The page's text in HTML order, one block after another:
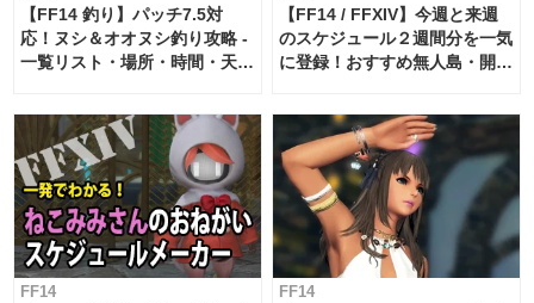
【FF14 釣り】パッチ7.5対
応！ヌシ＆オオヌシ釣り攻略 -
一覧リスト・場所・時間・天
【FF14 / FFXIV】今週と来週
のスケジュール２週間分を一気
に登録！おすすめ無人島・開拓
FF14 FF14